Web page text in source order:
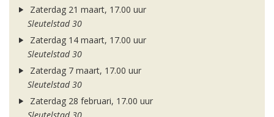
Zaterdag 21 maart, 17.00 uur
Sleutelstad 30
Zaterdag 14 maart, 17.00 uur
Sleutelstad 30
Zaterdag 7 maart, 17.00 uur
Sleutelstad 30
Zaterdag 28 februari, 17.00 uur